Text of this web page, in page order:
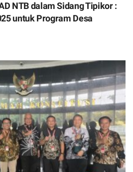
NTB dalam Sidang Tipikor :
untuk Program Desa